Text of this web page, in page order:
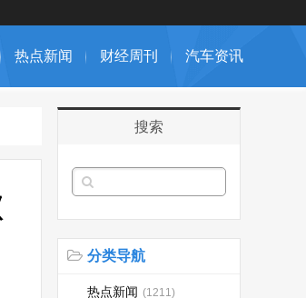
热点新闻 财经周刊 汽车资讯
搜索
分类导航
热点新闻 (1211)